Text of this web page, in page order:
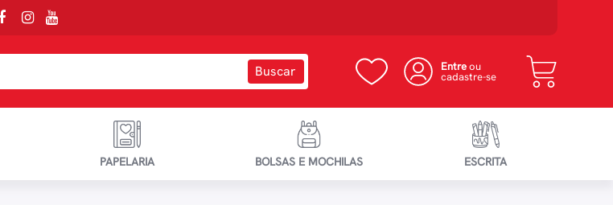
Entreou
cadastre-se
PAPELARIA BOLSAS E MOCHILAS ESCRITA